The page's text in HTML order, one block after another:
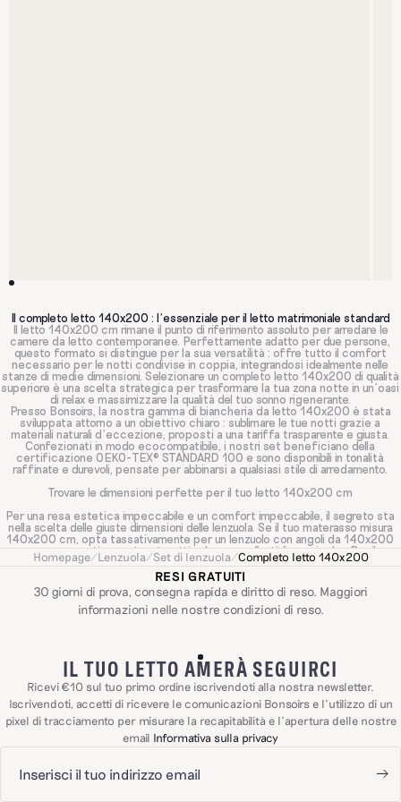
Il completo letto 140x200 : l'essenziale per il letto matrimoniale standard
Il letto 140x200 cm rimane il punto di riferimento assoluto per arredare le
camere da letto contemporanee. Perfettamente adatto per due persone,
questo formato si distingue per la sua versatilità : offre tutto il comfort
necessario per le notti condivise in coppia, integrandosi idealmente nelle
stanze di medie dimensioni. Selezionare un completo letto 140x200 di qualità
superiore è una scelta strategica per trasformare la tua zona notte in un'oasi
di relax e massimizzare la qualità del tuo sonno rigenerante.
Presso Bonsoirs, la nostra gamma di biancheria da letto 140x200 è stata
sviluppata attorno a un obiettivo chiaro : sublimare le tue notti grazie a
materiali naturali d'eccezione, proposti a una tariffa trasparente e giusta.
Confezionati in modo ecocompatibile, i nostri set beneficiano della
certificazione OEKO-TEX® STANDARD 100 e sono disponibili in tonalità
raffinate e durevoli, pensate per abbinarsi a qualsiasi stile di arredamento.
Trovare le dimensioni perfette per il tuo letto 140x200 cm
Per una resa estetica impeccabile e un comfort impeccabile, il segreto sta
nella scelta delle giuste dimensioni delle lenzuola. Se il tuo materasso misura
140x200 cm, opta tassativamente per un lenzuolo con angoli da 140x200
cm per garantire una tenuta ottimale, senza fastidiose pieghe. Per il
rivestimento del tuo piumino, si aprono due opzioni :
Il formato 200x200 cm :ideale per una caduta discreta e una resa
aderente ai lati del letto.
Il formato 240x220 cm :
caldamente raccomandato per le coppie, in quanto
offre un drappeggio più generoso (circa 40-50 cm per lato) affinché
classico, o 50x70 cm per un formato rettangolare ergonomico.
Quale materiale scegliere per il tuo completo letto 140x200 ?
L'esperienza del sonno Bonsoirs si basa innanzitutto sul tatto. Poiché le tue
esigenze cambiano a seconda delle stagioni e del tuo profilo termico,
decliniamo i nostri completi 140x200 in numerosi materiali naturali dalle
proprietà uniche.
distinte, tutti disponibili nel formato 140x200.
Homepage/Lenzuola/Set di lenzuola/Completo letto 140x200
RESI GRATUITI
30 giorni di prova, consegna rapida e diritto di reso. Maggiori
informazioni nelle nostre condizioni di reso.
IL TUO LETTO AMERÀ SEGUIRCI
Ricevi €10 sul tuo primo ordine iscrivendoti alla nostra newsletter.
Iscrivendoti, accetti di ricevere le comunicazioni Bonsoirs e l'utilizzo di un
pixel di tracciamento per misurare la recapitabilità e l'apertura delle nostre
email Informativa sulla privacy